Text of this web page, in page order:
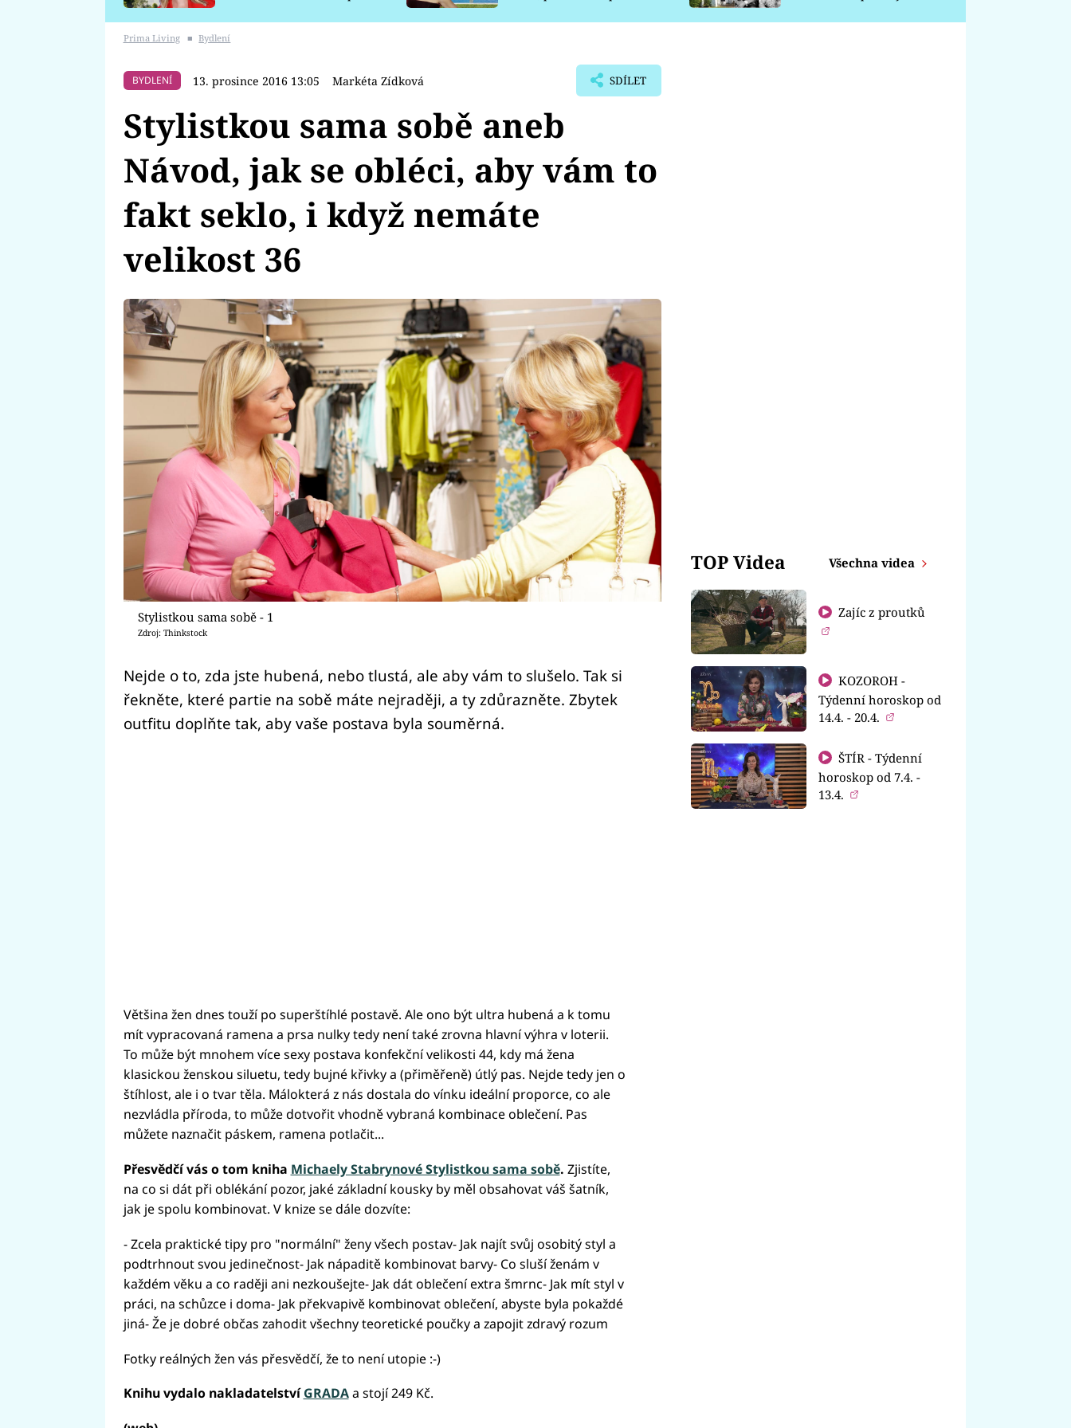
Prima Living ■ Bydlení
BYDLENÍ 13. prosince 2016 13:05 Markéta Zídková SDÍLET
Stylistkou sama sobě aneb
Návod, jak se obléci, aby vám to
fakt seklo, i když nemáte
velikost 36
Stylistkou sama sobě - 1
Zdroj: Thinkstock
Nejde o to, zda jste hubená, nebo tlustá, ale aby vám to slušelo. Tak si
řekněte, které partie na sobě máte nejraději, a ty zdůrazněte. Zbytek
outfitu doplňte tak, aby vaše postava byla souměrná.
Většina žen dnes touží po superštíhlé postavě. Ale ono být ultra hubená a k tomu
mít vypracovaná ramena a prsa nulky tedy není také zrovna hlavní výhra v loterii.
To může být mnohem více sexy postava konfekční velikosti 44, kdy má žena
klasickou ženskou siluetu, tedy bujné křivky a (přiměřeně) útlý pas. Nejde tedy jen o
štíhlost, ale i o tvar těla. Málokterá z nás dostala do vínku ideální proporce, co ale
nezvládla příroda, to může dotvořit vhodně vybraná kombinace oblečení. Pas
můžete naznačit páskem, ramena potlačit...
Přesvědčí vás o tom kniha Michaely Stabrynové Stylistkou sama sobě. Zjistíte,
na co si dát při oblékání pozor, jaké základní kousky by měl obsahovat váš šatník,
jak je spolu kombinovat. V knize se dále dozvíte:
- Zcela praktické tipy pro "normální" ženy všech postav- Jak najít svůj osobitý styl a
podtrhnout svou jedinečnost- Jak nápaditě kombinovat barvy- Co sluší ženám v
každém věku a co raději ani nezkoušejte- Jak dát oblečení extra šmrnc- Jak mít styl v
práci, na schůzce i doma- Jak překvapivě kombinovat oblečení, abyste byla pokaždé
jiná- Že je dobré občas zahodit všechny teoretické poučky a zapojit zdravý rozum
Fotky reálných žen vás přesvědčí, že to není utopie :-)
Knihu vydalo nakladatelstvíGRADAa stojí 249 Kč.
TOP Videa Všechna videa
Zajíc z proutků
KOZOROH -
Týdenní horoskop od
14.4. - 20.4.
ŠTÍR - Týdenní
horoskop od 7.4. -
13.4.